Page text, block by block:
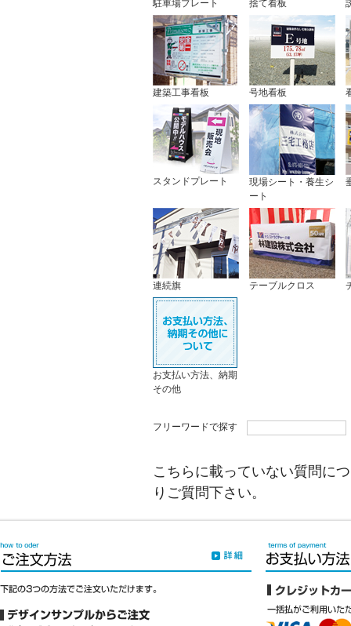
駐車場プレート 捨て看板
建築工事看板 号地看板
スタンドプレート
現場シート・養生シ
ート
連続旗 テーブルクロス
お支払い方法、納期
その他
フリーワードで探す
こちらに載っていない質問に
りご質問下さい。